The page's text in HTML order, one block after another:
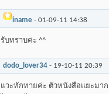
iname - 01-09-11 14:38
รับทราบค่ะ ^^
dodo_lover34- 19-10-11 20:39
แวะทักทายค่ะ ตัวหนังสือแยะมา